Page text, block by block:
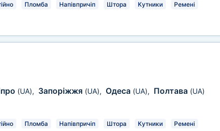
Пломба Напівпричіп Штора Кутники Ремені
(UA), Запоріжжя (UA), Одеса (UA), Полтава (UA)
Пломба Напівпричіп Штора Кутники Ремені